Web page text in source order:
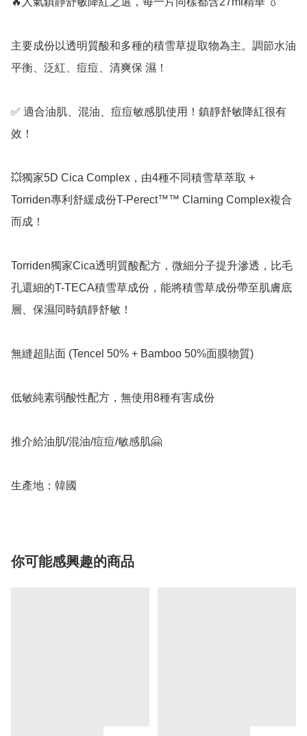
主要成份以透明質酸和多種的積雪草提取物為主。調節水油
平衡、泛紅、痘痘、清爽保 濕！
✅ 適合油肌、混油、痘痘敏感肌使用！鎮靜舒敏降紅很有
效！
💥獨家5D Cica Complex，由4種不同積雪草萃取 +
Torriden專利舒緩成份T-Perect™™ Claming Complex複合
而成！
Torriden獨家Cica透明質酸配方，微細分子提升滲透，比毛
孔還細的T-TECA積雪草成份，能將積雪草成份帶至肌膚底
層、保濕同時鎮靜舒敏！
無縫超貼面 (Tencel 50% + Bamboo 50%面膜物質)
低敏純素弱酸性配方，無使用8種有害成份
推介給油肌/混油/痘痘/敏感肌🤗
生產地：韓國
你可能感興趣的商品